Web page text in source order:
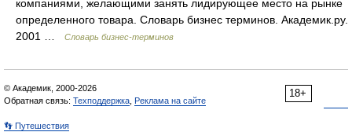
компаниями, желающими занять лидирующее место на рынке
определенного товара. Словарь бизнес терминов. Академик.ру.
2001 …
Словарь бизнес-терминов
18+
© Академик, 2000-2026
Обратная связь: Техподдержка Реклама на сайте
👣 Путешествия